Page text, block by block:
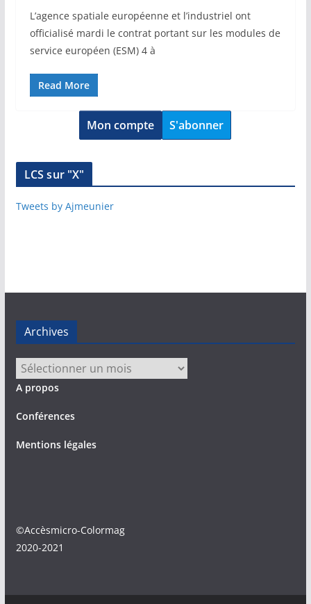
L’agence spatiale européenne et l’industriel ont
officialisé mardi le contrat portant sur les modules de
service européen (ESM) 4 à
Read More
Mon compte S'abonner
LCS sur "X"
Tweets by Ajmeunier
Archives
Archives
A propos
Conférences
Mentions légales
©Accèsmicro-Colormag
2020-2021